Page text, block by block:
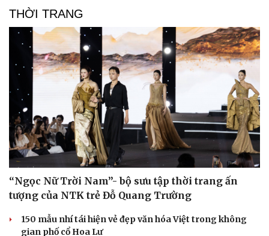
Ăn sạch sống khỏe
THỜI TRANG
“Ngọc Nữ Trời Nam”- bộ sưu tập thời trang ấn
tượng của NTK trẻ Đỗ Quang Trường
150 mẫu nhí tái hiện vẻ đẹp văn hóa Việt trong không
gian phố cổ Hoa Lư